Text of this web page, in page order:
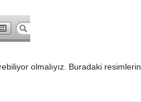
olmalıyız. Buradaki resimlerin